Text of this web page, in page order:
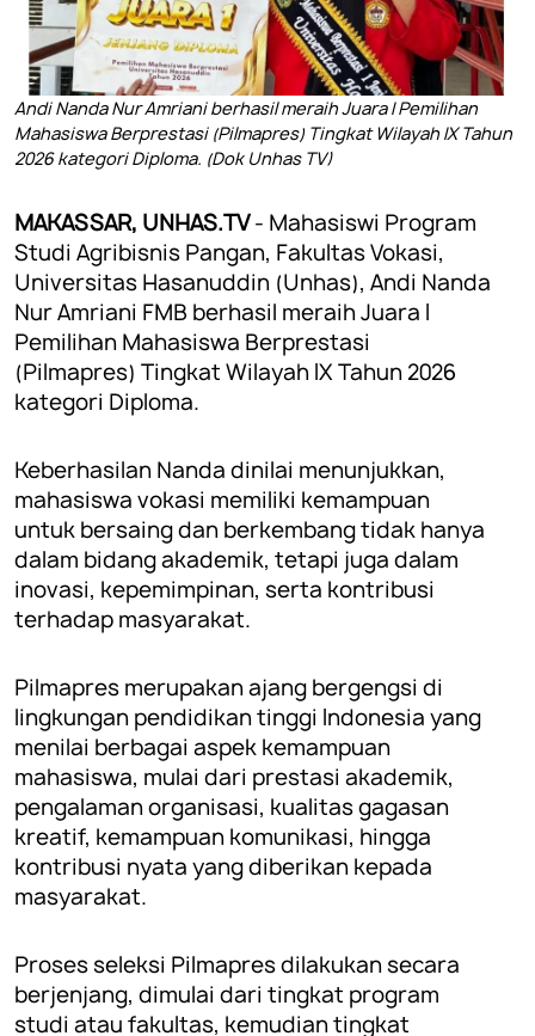
Andi Nanda Nur Amriani berhasil meraih Juara I Pemilihan
Mahasiswa Berprestasi (Pilmapres) Tingkat Wilayah IX Tahun
2026 kategori Diploma. (Dok Unhas TV)
MAKASSAR, UNHAS.TV- Mahasiswi Program
Studi Agribisnis Pangan, Fakultas Vokasi,
Universitas Hasanuddin (Unhas), Andi Nanda
Nur Amriani FMB berhasil meraih Juara I
Pemilihan Mahasiswa Berprestasi
(Pilmapres) Tingkat Wilayah IX Tahun 2026
kategori Diploma.
Keberhasilan Nanda dinilai menunjukkan,
mahasiswa vokasi memiliki kemampuan
untuk bersaing dan berkembang tidak hanya
dalam bidang akademik, tetapi juga dalam
inovasi, kepemimpinan, serta kontribusi
terhadap masyarakat.
Pilmapres merupakan ajang bergengsi di
lingkungan pendidikan tinggi Indonesia yang
menilai berbagai aspek kemampuan
mahasiswa, mulai dari prestasi akademik,
pengalaman organisasi, kualitas gagasan
kreatif, kemampuan komunikasi, hingga
kontribusi nyata yang diberikan kepada
masyarakat.
Proses seleksi Pilmapres dilakukan secara
berjenjang, dimulai dari tingkat program
studi atau fakultas, kemudian tingkat